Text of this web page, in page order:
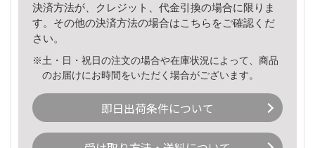
決済方法が、クレジット、代金引換の場合に限りま
す。その他の決済方法の場合はこちら をご確認くだ
さい。
※土・日・祝日の注文の場合や在庫状況によって、商品
のお届けにお時間をいただく場合がございます。
即日出荷条件について